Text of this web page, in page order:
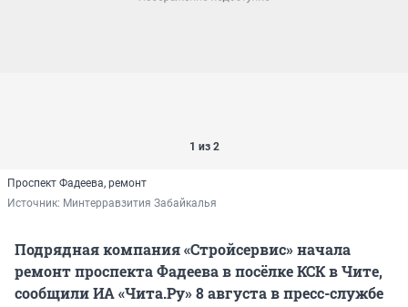
1 из 2
Проспект Фадеева, ремонт
Источник: Минтерравзития Забайкалья
Подрядная компания «Стройсервис» начала
ремонт проспекта Фадеева в посёлке КСК в Чите,
сообщили ИА «Чита.Ру» 8 августа в пресс-службе